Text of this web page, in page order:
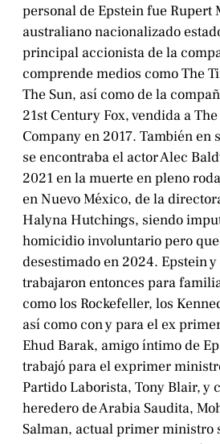
personal de Epstein fue Rupert
australiano nacionalizado
principal accionista de la
comprende medios como The
The Sun, así como de la
21st Century Fox, vendida a
Company en 2017. También
se encontraba el actor Alec
2021 en la muerte en pleno
en Nuevo México, de la
Halyna Hutchings, siendo
homicidio involuntario pero
desestimado en 2024. Epstein
trabajaron entonces para
como los Rockefeller, los
así como con y para el ex
Ehud Barak, amigo íntimo de
trabajó para el exprimer
Partido Laborista, Tony Blair, y
heredero de Arabia Saudita,
Salman, actual primer ministro